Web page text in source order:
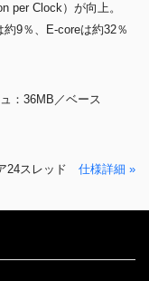
per Clock）が向上。
9％、E-coreは約32％
：36MB／ベース
24スレッド 仕様詳細 »